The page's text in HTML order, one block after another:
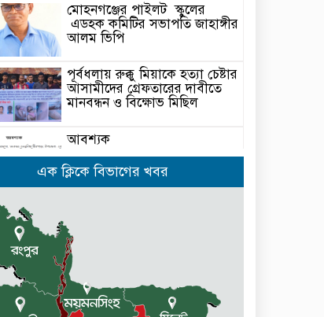
মোহনগঞ্জের পাইলট স্কুলের
এডহক কমিটির সভাপতি জাহাঙ্গীর
আলম ভিপি
পূর্বধলায় রুক্কু মিয়াকে হত্যা চেষ্টার
আসামীদের গ্রেফতারের দাবীতে
মানবন্ধন ও বিক্ষোভ মিছিল
আবশ্যক
কেন্দুয়ায় ফাইভ ব্রাদার্স সোশাল
ওয়েলফেয়ার এসোসিয়েশনের
উদ্যোগে বৃক্ষরোপণ কর্মসূচী
এক ক্লিকে বিভাগের খবর